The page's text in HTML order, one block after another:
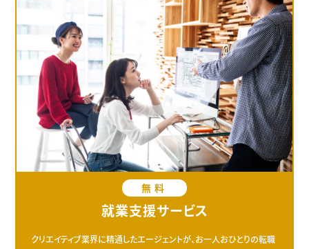
無料
就業支援サービス
クリエイティブ業界に精通したエージェントが、お一人おひとりの転職